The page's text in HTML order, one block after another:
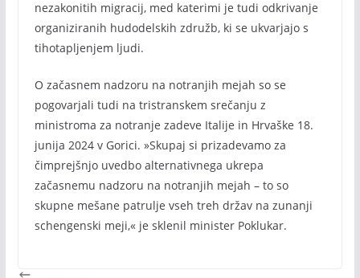
nezakonitih migracij, med katerimi je tudi odkrivanje
organiziranih hudodelskih združb, ki se ukvarjajo s
tihotapljenjem ljudi.
O začasnem nadzoru na notranjih mejah so se
pogovarjali tudi na tristranskem srečanju z
ministroma za notranje zadeve Italije in Hrvaške 18.
junija 2024 v Gorici. »Skupaj si prizadevamo za
čimprejšnjo uvedbo alternativnega ukrepa
začasnemu nadzoru na notranjih mejah – to so
skupne mešane patrulje vseh treh držav na zunanji
schengenski meji,« je sklenil minister Poklukar.